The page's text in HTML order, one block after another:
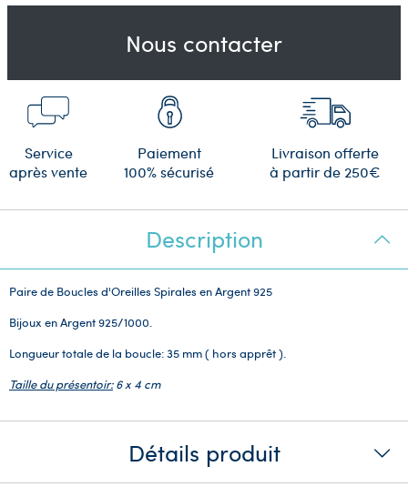
Nous contacter
Service
après vente
Paiement
100% sécurisé
Livraison offerte
à partir de 250€
Description
Paire de Boucles d'Oreilles Spirales en Argent 925
Bijoux en Argent 925/1000.
Longueur totale de la boucle: 35 mm ( hors apprêt ).
Taille du présentoir:6 x 4 cm
Détails produit